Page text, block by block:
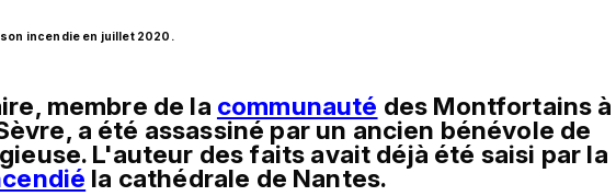
son incendie en juillet 2020.
membre de la communauté des Montfortains à
a été assassiné par un ancien bénévole de
L'auteur des faits avait déjà été saisi par la
la cathédrale de Nantes.